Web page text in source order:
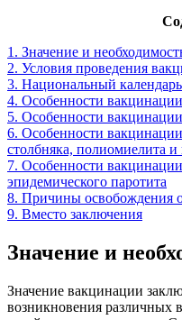
1. Значение и
2. Условия проведения
3. Национальный
4. Особенности
5. Особенности
6. Особенности
столбняка, полиомиелита
7. Особенности
эпидемического паротита
8. Причины освобождения
9. Вместо заключения
Значение и
Значение вакцинации
возникновения различных